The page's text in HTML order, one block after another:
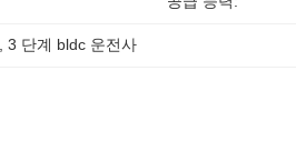
, 3 단계 bldc 운전사